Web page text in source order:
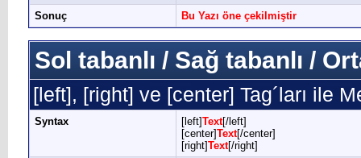
Sonuç
Bu Yazı öne çekilmiştir
Sol tabanlı / Sağ tabanlı /
[left], [right] ve [center] Tag´ları ile
Syntax [left]Text[/left]
[center]Text[/center]
[right]Text[/right]